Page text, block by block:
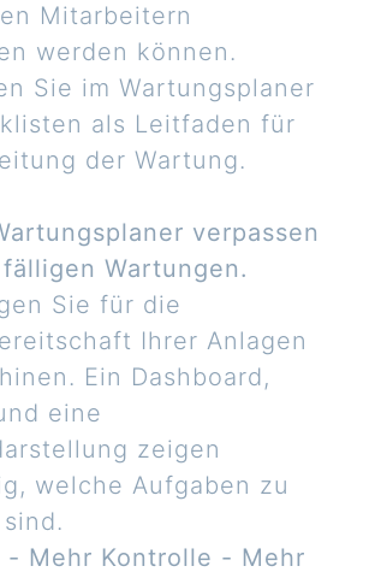
Mitarbeitern
werden können.
Sie im Wartungsplaner
als Leitfaden für
der Wartung.
verpassen
Wartungen.
Sie für die
Ihrer Anlagen
Ein Dashboard,
eine
zeigen
welche Aufgaben zu
- Mehr Kontrolle - Mehr